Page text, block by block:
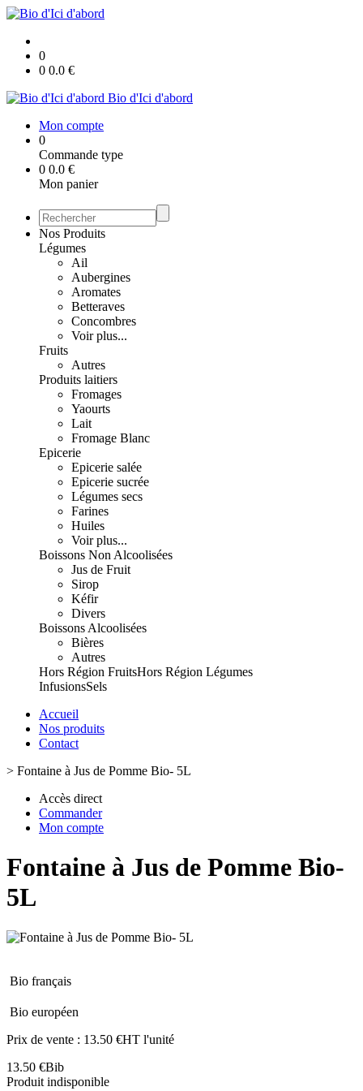
0
0 0.0 €
Bio d'Ici d'abord
Mon compte
0
Commande type
0 0.0 €
Mon panier
Nos Produits
Légumes
Ail
Aubergines
Aromates
Betteraves
Concombres
Voir plus...
Fruits
Autres
Produits laitiers
Fromages
Yaourts
Lait
Fromage Blanc
Epicerie
Epicerie salée
Epicerie sucrée
Légumes secs
Farines
Huiles
Voir plus...
Boissons Non Alcoolisées
Jus de Fruit
Sirop
Kéfir
Divers
Boissons Alcoolisées
Bières
Autres
Hors Région FruitsHors Région Légumes
InfusionsSels
Accueil
Nos produits
Contact
> Fontaine à Jus de Pomme Bio- 5L
Accès direct
Commander
Mon compte
Fontaine à Jus de Pomme Bio-
5L
Bio français
Bio européen
Prix de vente : 13.50 €HT l'unité
13.50 €Bib
Produit indisponible